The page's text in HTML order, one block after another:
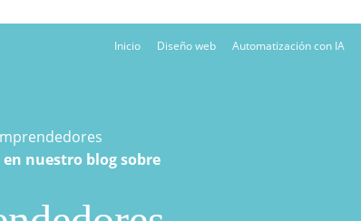
Inicio Diseño web Automatización con IA
nuestro blog sobre